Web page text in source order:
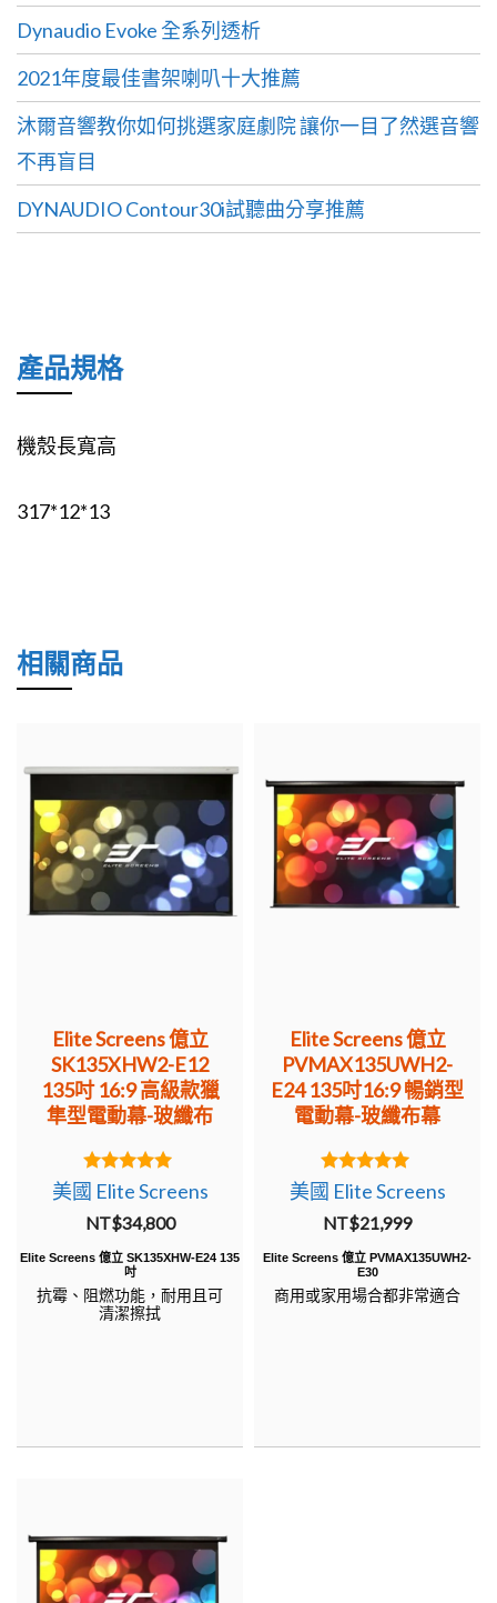
Dynaudio Evoke 全系列透析
2021年度最佳書架喇叭十大推薦
沐爾音響教你如何挑選家庭劇院 讓你一目了然選音響
不再盲目
DYNAUDIO Contour30i試聽曲分享推薦
產品規格
機殼長寬高
317*12*13
相關商品
Elite Screens 億立
SK135XHW2-E12
135吋 16:9 高級款獵
隼型電動幕-玻纖布
5.00
out of 5
美國 Elite Screens
NT$34,800
Elite Screens 億立 SK135XHW-E24 135
吋
抗霉、阻燃功能，耐用且可
清潔擦拭
Elite Screens 億立
PVMAX135UWH2-
E24 135吋16:9 暢銷型
電動幕-玻纖布幕
5.00
out of 5
美國 Elite Screens
NT$21,999
Elite Screens 億立 PVMAX135UWH2-
E30
商用或家用場合都非常適合